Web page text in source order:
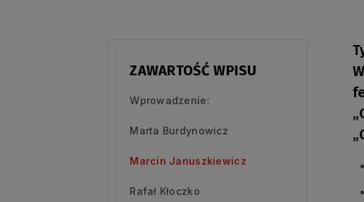
ZAWARTOŚĆ WPISU
Wprowadzenie:
Marta Burdynowicz
Marcin Januszkiewicz
Rafał Kłoczko